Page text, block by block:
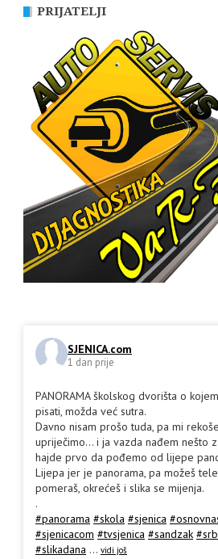
PRIJATELJI
SJENICA.com
1 dan prije
PANORAMA školskog dvorišta o
pisati, možda već sutra.
Davno nisam prošo tuda, pa mi
upriječimo... i ja vazda nađem nešto
hajde prvo da pođemo od lijepe
Lijepa jer je panorama, pa možeš
pomeraš, okrećeš i slika se mijenja.
.
#panorama #skola #sjenica
#sjenicacom #tvsjenica #sandzak
#slikadana ... vidi još